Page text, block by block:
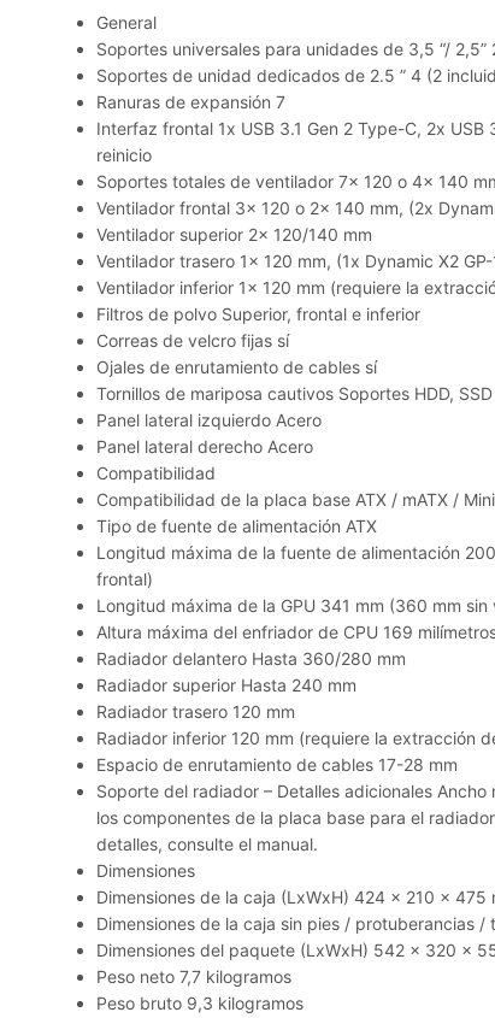
General
Soportes universales para unidades de 3,5 “/ 2,5”
Soportes de unidad dedicados de 2.5 ” 4 (2
Ranuras de expansión 7
Interfaz frontal 1x USB 3.1 Gen 2 Type-C, 2x
reinicio
Soportes totales de ventilador 7x 120 o 4x 140
Ventilador frontal 3x 120 o 2x 140 mm, (2x
Ventilador superior 2x 120/140 mm
Ventilador trasero 1x 120 mm, (1x Dynamic X2
Ventilador inferior 1x 120 mm (requiere la
Filtros de polvo Superior, frontal e inferior
Correas de velcro fijas sí
Ojales de enrutamiento de cables sí
Tornillos de mariposa cautivos Soportes HDD,
Panel lateral izquierdo Acero
Panel lateral derecho Acero
Compatibilidad
Compatibilidad de la placa base ATX / mATX /
Tipo de fuente de alimentación ATX
Longitud máxima de la fuente de alimentación
frontal)
Longitud máxima de la GPU 341 mm (360 mm
Altura máxima del enfriador de CPU 169
Radiador delantero Hasta 360/280 mm
Radiador superior Hasta 240 mm
Radiador trasero 120 mm
Radiador inferior 120 mm (requiere la extracción
Espacio de enrutamiento de cables 17-28 mm
Soporte del radiador – Detalles adicionales
los componentes de la placa base para el
detalles, consulte el manual.
Dimensiones
Dimensiones de la caja (LxWxH) 424 x 210 x 475
Dimensiones de la caja sin pies / protuberancias
Dimensiones del paquete (LxWxH) 542 x 320 x
Peso neto 7,7 kilogramos
Peso bruto 9,3 kilogramos